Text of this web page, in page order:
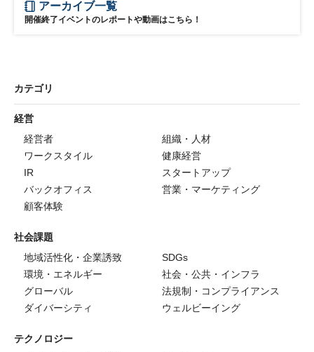
アーカイブ一覧
開催終了イベントのレポートや動画はこちら！
カテゴリ
経営
経営者
組織・人材
ワークスタイル
健康経営
IR
スタートアップ
バックオフィス
営業・マーケティング
顧客体験
社会課題
地域活性化・企業誘致
SDGs
環境・エネルギー
社会・公共・インフラ
グローバル
法規制・コンプライアンス
ダイバーシティ
ウェルビーイング
テクノロジー